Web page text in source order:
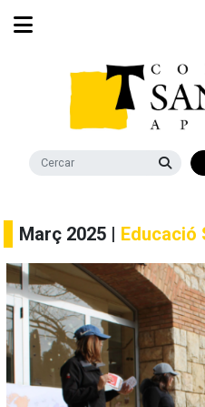
Març 2025 | Educació